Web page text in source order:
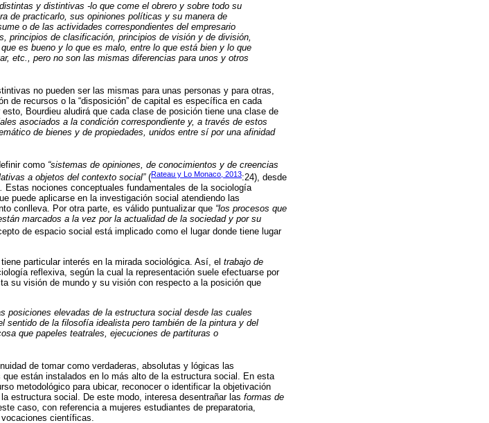
y distintivas -lo que come el obrero y sobre todo su
de practicarlo, sus opiniones políticas y su manera de
o de las actividades correspondientes del empresario
principios de clasificación, principios de visión y de división,
es bueno y lo que es malo, entre lo que está bien y lo que
etc., pero no son las mismas diferencias para unos y otros
no pueden ser las mismas para unas personas y para otras,
de recursos o la “disposición” de capital es específica en cada
esto, Bourdieu aludirá que cada clase de posición tiene una clase de
asociados a la condición correspondiente y, a través de estos
de bienes y de propiedades, unidos entre sí por una afinidad
como “sistemas de opiniones, de conocimientos y de creencias
a objetos del contexto social”(Rateau y Lo Monaco, 2013:24), desde
Estas nociones conceptuales fundamentales de la sociología
puede aplicarse en la investigación social atendiendo las
conlleva. Por otra parte, es válido puntualizar que “los procesos que
marcados a la vez por la actualidad de la sociedad y por su
de espacio social está implicado como el lugar donde tiene lugar
particular interés en la mirada sociológica. Así, el trabajo de
reflexiva, según la cual la representación suele efectuarse por
su visión de mundo y su visión con respecto a la posición que
posiciones elevadas de la estructura social desde las cuales
sentido de la filosofía idealista pero también de la pintura y del
que papeles teatrales, ejecuciones de partituras o
de tomar como verdaderas, absolutas y lógicas las
están instalados en lo más alto de la estructura social. En esta
metodológico para ubicar, reconocer o identificar la objetivación
estructura social. De este modo, interesa desentrañar las formas de
caso, con referencia a mujeres estudiantes de preparatoria,
científicas.